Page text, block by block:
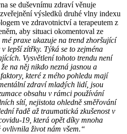
se duševnímu zdraví věnuje
výsledků druhé vlny indexu
ve zdravotnictví a terapeutem z
aby situaci okomentoval ze
mé praxe ukazuje na trend zhoršující
lepší zítřky. Týká se to zejména
Vysvětlení tohoto trendu není
na něj nikdo nezná jasnou a
které z mého pohledu mají
zdraví mladých lidí, jsou
obsahu v rámci používání
sítí, nejistota ohledně směřování
řadě až traumatická zkušenost v
19, která opět díky mnoha
život nám všem.“